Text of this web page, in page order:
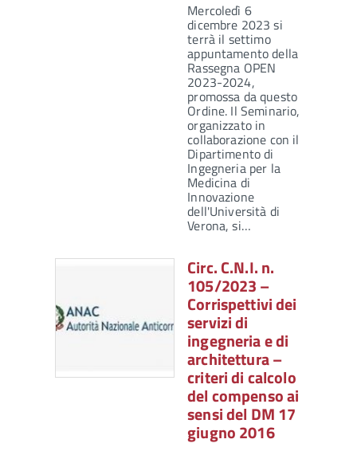
Mercoledì 6
dicembre 2023 si
terrà il settimo
appuntamento della
Rassegna OPEN
2023-2024,
promossa da questo
Ordine. Il Seminario,
organizzato in
collaborazione con il
Dipartimento di
Ingegneria per la
Medicina di
Innovazione
dell'Università di
Verona, si…
Circ. C.N.I. n.
105/2023 –
Corrispettivi dei
servizi di
ingegneria e di
architettura –
criteri di calcolo
del compenso ai
sensi del DM 17
giugno 2016